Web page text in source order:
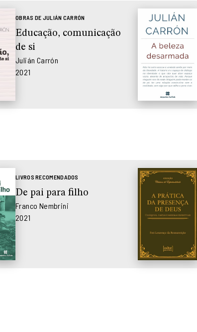
OBRAS DE JULIÁN CARRÓN
Educação, comunicação
de si
Julián Carrón
2021
LIVROS RECOMENDADOS
De pai para filho
Franco Nembrini
2021